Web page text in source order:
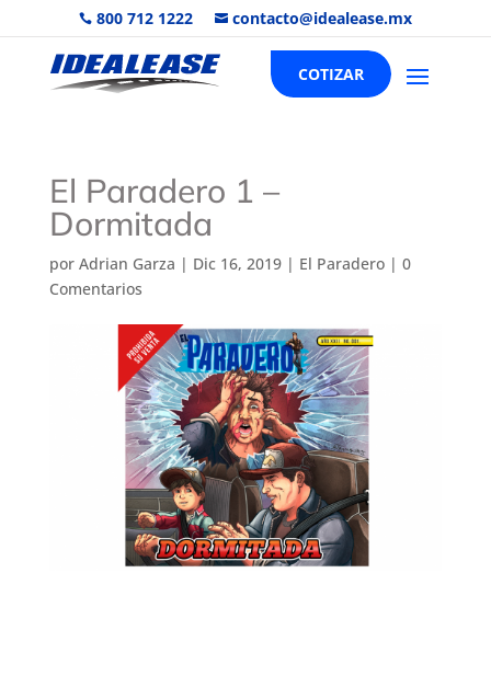
 800 712 1222  contacto@idealease.mx
COTIZAR
El Paradero 1 –
Dormitada
por Adrian Garza | Dic 16, 2019| El Paradero| 0
Comentarios